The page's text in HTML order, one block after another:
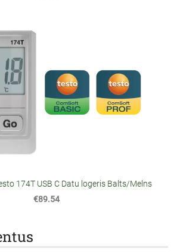
174T USB C Datu logeris Balts/Melns
€89.54